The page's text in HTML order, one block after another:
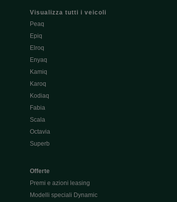
Visualizza tutti i veicoli
Peaq
Epiq
Elroq
Enyaq
Kamiq
Karoq
Kodiaq
Fabia
Scala
Octavia
Superb
Offerte
Premi e azioni leasing
Modelli speciali Dynamic